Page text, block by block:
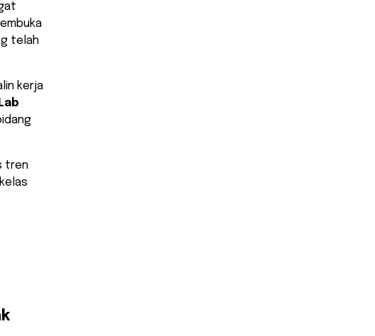
telah
kerja
tren